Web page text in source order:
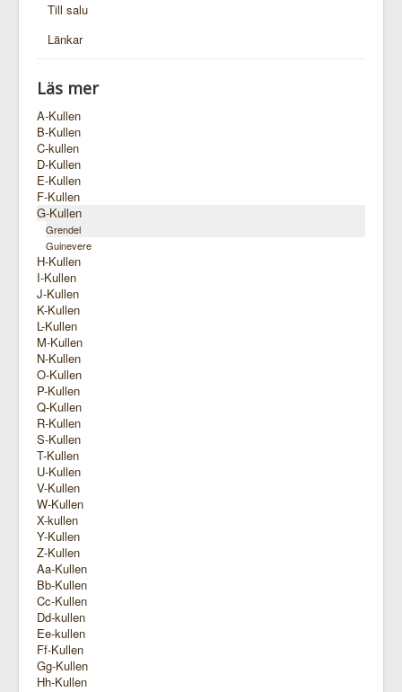
Till salu
Länkar
Läs mer
A-Kullen
B-Kullen
C-kullen
D-Kullen
E-Kullen
F-Kullen
G-Kullen
Grendel
Guinevere
H-Kullen
I-Kullen
J-Kullen
K-Kullen
L-Kullen
M-Kullen
N-Kullen
O-Kullen
P-Kullen
Q-Kullen
R-Kullen
S-Kullen
T-Kullen
U-Kullen
V-Kullen
W-Kullen
X-kullen
Y-Kullen
Z-Kullen
Aa-Kullen
Bb-Kullen
Cc-Kullen
Dd-kullen
Ee-kullen
Ff-Kullen
Gg-Kullen
Hh-Kullen